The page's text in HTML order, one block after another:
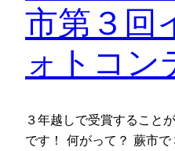
市第３回
ォトコン
３年越しで受賞すること
です！ 何がって？ 蕨市